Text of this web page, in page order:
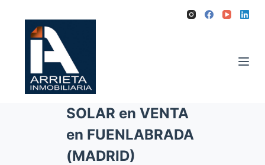
SOLAR en VENTA
en FUENLABRADA
(MADRID)